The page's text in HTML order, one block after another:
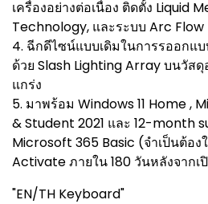
เครื่องอย่างต่อเนื่อง ติดตั้ง Liquid
Technology, และระบบ Arc Flow
4. ฉีกดีไซน์แบบเดิมในการรออกแ
ด้วย Slash Lighting Array บนวัส
แกร่ง
5. มาพร้อม Windows 11 Home ,
& Student 2021 และ 12-month
Microsoft 365 Basic (จำเป็นต้อง
Activate ภายใน 180 วันหลังจากเ
"EN/TH Keyboard"